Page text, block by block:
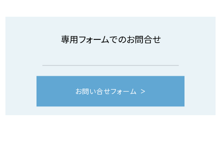
専用フォームでのお問合せ
お問い合せフォーム